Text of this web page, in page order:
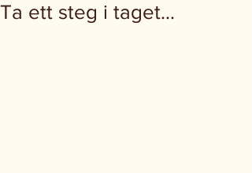
Ta ett steg i taget...